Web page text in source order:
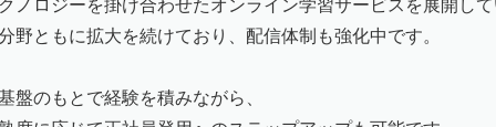
ノロジーを掛け合わせたオンライン学習サービスを展開し
野ともに拡大を続けており、配信体制も強化中です。
盤のもとで経験を積みながら、